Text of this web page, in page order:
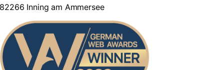
82266 Inning am Ammersee